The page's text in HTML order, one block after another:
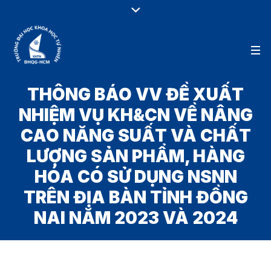
THÔNG BÁO VV ĐỀ XUẤT
NHIỆM VỤ KH&CN VỀ NÂNG
CAO NĂNG SUẤT VÀ CHẤT
LƯỢNG SẢN PHẨM, HÀNG
HÓA CÓ SỬ DỤNG NSNN
TRÊN ĐỊA BÀN TỈNH ĐỒNG
NAI NĂM 2023 VÀ 2024